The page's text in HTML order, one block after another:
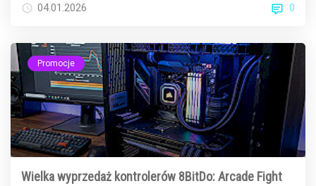
04.01.2026 0
Promocje
Wielka wyprzedaż kontrolerów 8BitDo: Arcade Fight